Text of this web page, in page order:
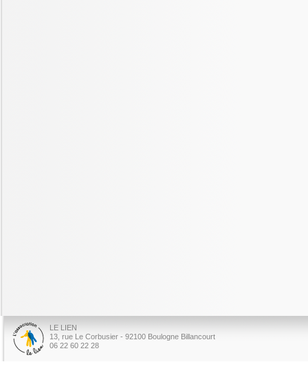
LE LIEN
13, rue Le Corbusier - 92100 Boulogne Billancourt
06 22 60 22 28